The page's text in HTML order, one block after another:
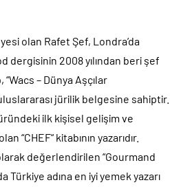
olan Rafet Şef, Londra’da
dergisinin 2008 yılından beri şef
– Dünya Aşçılar
jürilik belgesine sahiptir.
ilk kişisel gelişim ve
“CHEF“ kitabının yazarıdır.
değerlendirilen “Gourmand
adına en iyi yemek yazarı